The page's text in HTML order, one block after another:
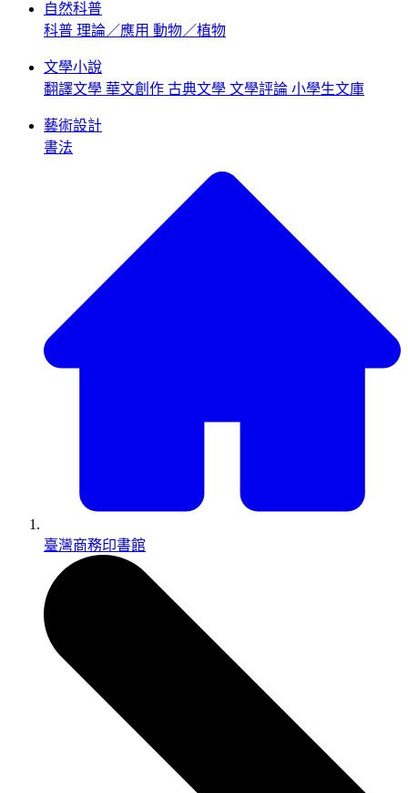
自然科普
科普 理論／應用 動物／植物
文學小說
翻譯文學 華文創作 古典文學 文學評論 小學生文庫
藝術設計
書法
臺灣商務印書館